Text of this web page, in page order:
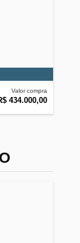
Valor compra
434.000,00